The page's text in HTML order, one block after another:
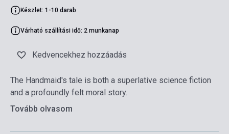
Készlet: 1-10 darab
Várható szállítási idő: 2 munkanap
Kedvencekhez hozzáadás
The Handmaid's tale is both a superlative science fiction
and a profoundly felt moral story.
Tovább olvasom